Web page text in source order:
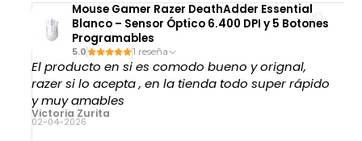
Mouse Gamer Razer DeathAdder Essential
Blanco – Sensor Óptico 6.400 DPI y 5 Botones
Programables
5.0 1 reseña
El producto en si es comodo bueno y orignal,
razer si lo acepta , en la tienda todo super rápido
y muy amables
Victoria Zurita
02-04-2026